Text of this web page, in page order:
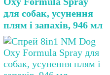
для собак, усунення
плям і запахів, 946 мл